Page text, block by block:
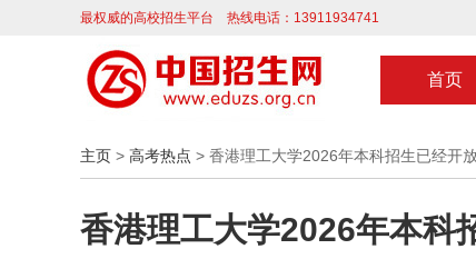
最权威的高校招生平台 热线电话：13911934741
首页
主页 > 高考热点 > 香港理工大学2026年本科招生已经开
香港理工大学2026年本科